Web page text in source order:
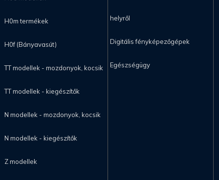
H0m termékek
H0f (Bányavasút)
TT modellek - mozdonyok, kocsik
TT modellek - kiegészítők
N modellek - mozdonyok, kocsik
N modellek - kiegészítők
Z modellek
helyről
Digitális fényképezőgépek
Egészségügy